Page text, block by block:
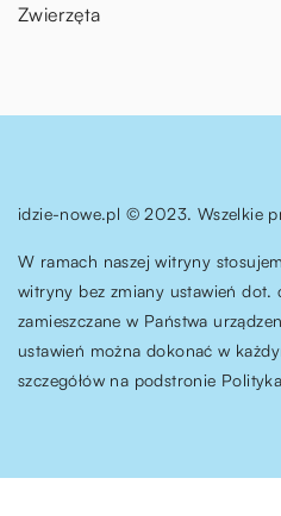
Zwierzęta
idzie-nowe.pl © 2023. Wszelkie
W ramach naszej witryny
witryny bez zmiany ustawień dot.
zamieszczane w Państwa
ustawień można dokonać w
szczegółów na podstronie